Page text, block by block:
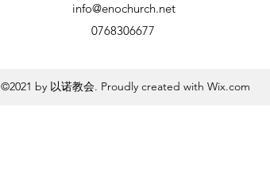
0768306677
info@enochurch.net
©2021 by 以诺教会. Proudly created with Wix.com